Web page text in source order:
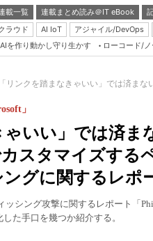
載一覧 連載まとめ読み＠IT eBook
ラウド
AI IoT アジャイル/DevOps
AIを作り動かし守り生かす ローコード/
「リンクを踏まなきゃいい」では済まな
ゃいい」では済ま
スタマイズする
グに関するレポ
」
ッシング攻撃に関するレポート「
た手口を幾つか紹介する。